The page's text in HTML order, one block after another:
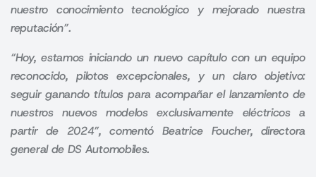
nuestro conocimiento tecnológico y mejorado nuestra
reputación”.
“Hoy, estamos iniciando un nuevo capítulo con un equipo
reconocido, pilotos excepcionales, y un claro objetivo:
seguir ganando títulos para acompañar el lanzamiento de
nuestros nuevos modelos exclusivamente eléctricos a
partir de 2024”, comentó Beatrice Foucher, directora
general de DS Automobiles.